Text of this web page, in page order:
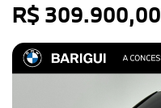
R$ 309.900,00